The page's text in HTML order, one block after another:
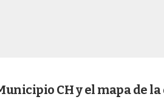
CH y el mapa de